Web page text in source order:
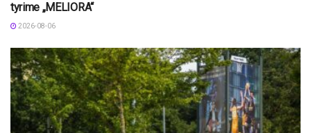
tyrime „MELIORA“
2026-08-06